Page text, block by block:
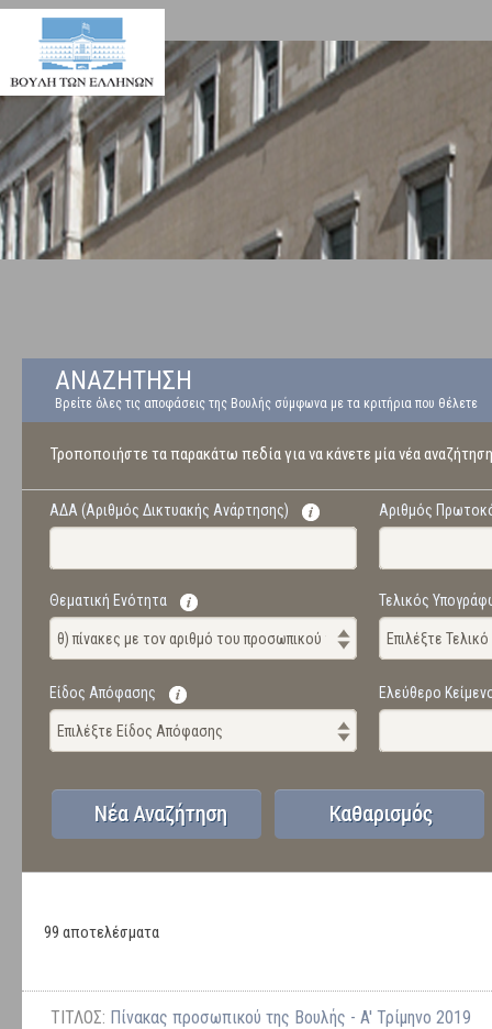
ΑΝΑΖΗΤΗΣΗ
Βρείτε όλες τις αποφάσεις της Βουλής σύμφωνα με τα κριτήρια που θέλετε
Τροποποιήστε τα παρακάτω πεδία για να κάνετε μία νέα αναζήτηση
ΑΔΑ (Αριθμός Δικτυακής Ανάρτησης) Αριθμός
Θεματική Ενότητα
θ) πίνακες με τον αριθμό του προσωπικού της Βουλής, ανά
Τελικός
Επιλέξτε
Είδος Απόφασης
Επιλέξτε Είδος Απόφασης
Ελεύθερο
99 αποτελέσματα
ΤΙΤΛΟΣ: Πίνακας προσωπικού της Βουλής - A' Τρίμηνο 2019